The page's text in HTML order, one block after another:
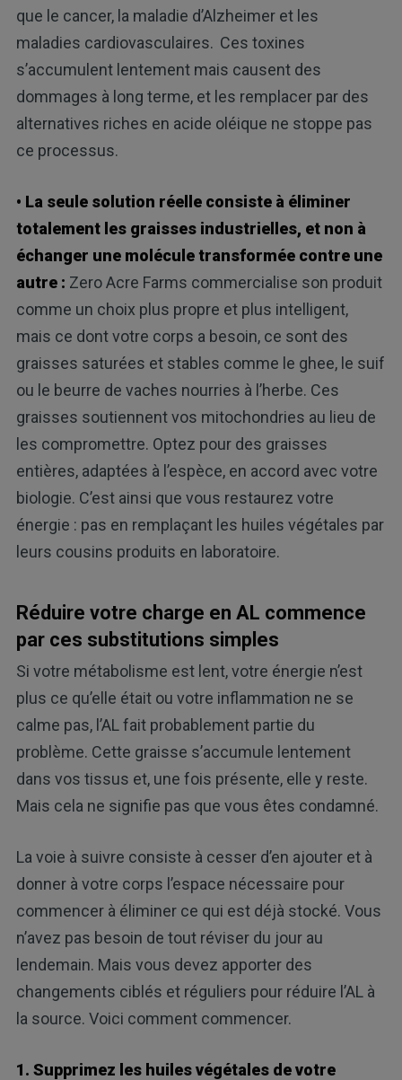
que le cancer, la maladie d’Alzheimer et les
maladies cardiovasculaires. Ces toxines
s’accumulent lentement mais causent des
dommages à long terme, et les remplacer par des
alternatives riches en acide oléique ne stoppe pas
ce processus.
• La seule solution réelle consiste à éliminer
totalement les graisses industrielles, et non à
échanger une molécule transformée contre une
autre : Zero Acre Farms commercialise son produit
comme un choix plus propre et plus intelligent,
mais ce dont votre corps a besoin, ce sont des
graisses saturées et stables comme le ghee, le suif
ou le beurre de vaches nourries à l’herbe. Ces
graisses soutiennent vos mitochondries au lieu de
les compromettre. Optez pour des graisses
entières, adaptées à l’espèce, en accord avec votre
biologie. C’est ainsi que vous restaurez votre
énergie : pas en remplaçant les huiles végétales par
leurs cousins produits en laboratoire.
Réduire votre charge en AL commence
par ces substitutions simples
Si votre métabolisme est lent, votre énergie n’est
plus ce qu’elle était ou votre inflammation ne se
calme pas, l’AL fait probablement partie du
problème. Cette graisse s’accumule lentement
dans vos tissus et, une fois présente, elle y reste.
Mais cela ne signifie pas que vous êtes condamné.
La voie à suivre consiste à cesser d’en ajouter et à
donner à votre corps l’espace nécessaire pour
commencer à éliminer ce qui est déjà stocké. Vous
n’avez pas besoin de tout réviser du jour au
lendemain. Mais vous devez apporter des
changements ciblés et réguliers pour réduire l’AL à
la source. Voici comment commencer.
1. Supprimez les huiles végétales de votre